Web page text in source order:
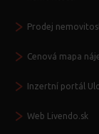
Prodej
Cenová mapa
Inzertní portál
Web Livendo.sk